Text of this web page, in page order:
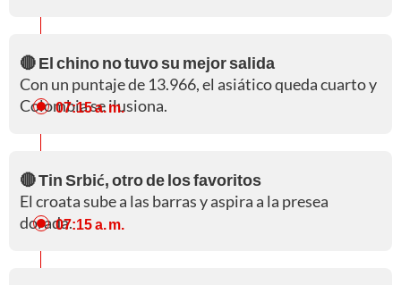
🔴 El chino no tuvo su mejor salida
Con un puntaje de 13.966, el asiático queda cuarto y
Colombia se ilusiona.
07:15 a. m.
🔴 Tin Srbić, otro de los favoritos
El croata sube a las barras y aspira a la presea
dorada.07:15 a. m.